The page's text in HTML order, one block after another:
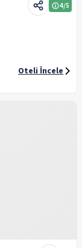
4/5
Oteli İncele